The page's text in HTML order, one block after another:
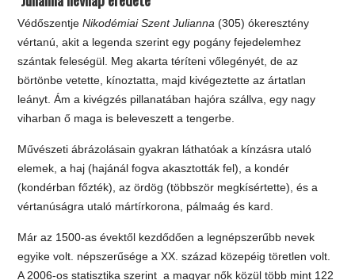
VédőszentjeNikodémiai Szent Julianna (305) ókeresztény
vértanú, akit a legenda szerint egy pogány fejedelemhez
szántak feleségül. Meg akarta téríteni vőlegényét, de az
börtönbe vetette, kínoztatta, majd kivégeztette az ártatlan
leányt. Ám a kivégzés pillanatában hajóra szállva, egy nagy
viharban ő maga is beleveszett a tengerbe.
Művészeti ábrázolásain gyakran láthatóak a kínzásra utaló
elemek, a haj (hajánál fogva akasztották fel), a kondér
(kondérban főzték), az ördög (többször megkísértette), és a
vértanúságra utaló mártírkorona, pálmaág és kard.
Már az 1500-as évektől kezdődően a legnépszerűbb nevek
egyike volt. népszerűsége a XX. század közepéig töretlen volt.
A 2006-os statisztika szerint a magyar nők közül több mint 122